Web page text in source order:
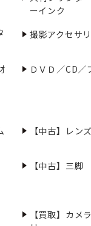
ーインク
撮影アクセサ
ＤＶＤ／CD／
【中古】レンズ
【中古】三脚
【買取】カメ